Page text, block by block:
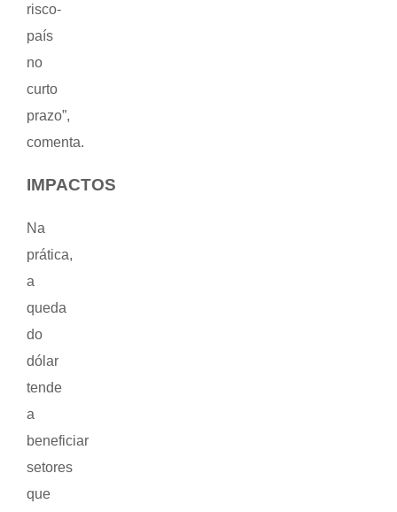
risco-
país
no
curto
prazo”,
comenta.
IMPACTOS
Na
prática,
a
queda
do
dólar
tende
a
beneficiar
setores
que